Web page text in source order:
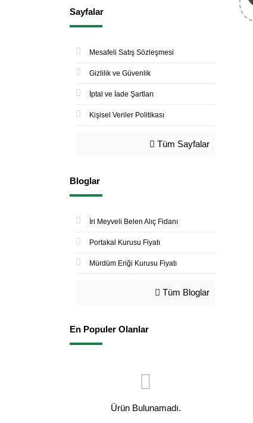
Sayfalar
Mesafeli Satış Sözleşmesi
Gizlilik ve Güvenlik
İptal ve İade Şartları
Kişisel Veriler Politikası
Tüm Sayfalar
Bloglar
İri Meyveli Belen Alıç Fidanı
Portakal Kurusu Fiyatı
Mürdüm Eriği Kurusu Fiyatı
Tüm Bloglar
En Populer Olanlar
Ürün Bulunamadı.